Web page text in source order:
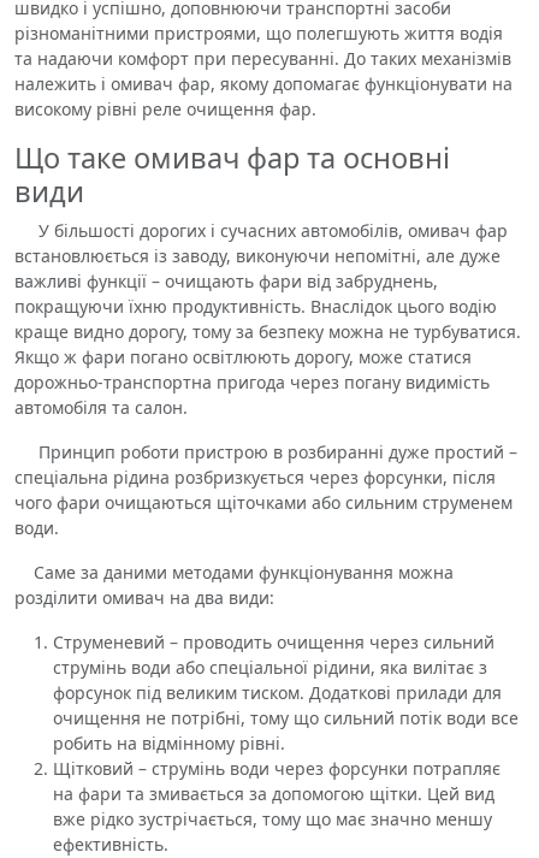
швидко і успішно, доповнюючи транспортні засоби
різноманітними пристроями, що полегшують життя водія
та надаючи комфорт при пересуванні. До таких механізмів
належить і омивач фар, якому допомагає функціонувати на
високому рівні реле очищення фар.
Що таке омивач фар та основні
види
У більшості дорогих і сучасних автомобілів, омивач фар
встановлюється із заводу, виконуючи непомітні, але дуже
важливі функції – очищають фари від забруднень,
покращуючи їхню продуктивність. Внаслідок цього водію
краще видно дорогу, тому за безпеку можна не турбуватися.
Якщо ж фари погано освітлюють дорогу, може статися
дорожньо-транспортна пригода через погану видимість
автомобіля та салон.
Принцип роботи пристрою в розбиранні дуже простий –
спеціальна рідина розбризкується через форсунки, після
чого фари очищаються щіточками або сильним струменем
води.
Саме за даними методами функціонування можна
розділити омивач на два види:
Струменевий – проводить очищення через сильний
струмінь води або спеціальної рідини, яка вилітає з
форсунок під великим тиском. Додаткові прилади для
очищення не потрібні, тому що сильний потік води все
робить на відмінному рівні.
Щітковий – струмінь води через форсунки потрапляє
на фари та змивається за допомогою щітки. Цей вид
вже рідко зустрічається, тому що має значно меншу
ефективність.